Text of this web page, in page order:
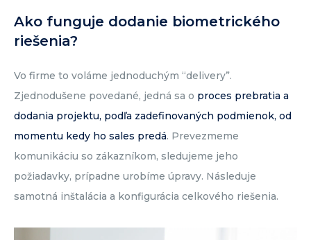
Ako funguje dodanie biometrického
riešenia?
Vo firme to voláme jednoduchým “delivery”.
Zjednodušene povedané, jedná sa o proces prebratia a
dodania projektu, podľa zadefinovaných podmienok, od
momentu kedy ho sales predá. Prevezmeme
komunikáciu so zákazníkom, sledujeme jeho
požiadavky, prípadne urobíme úpravy. Následuje
samotná inštalácia a konfigurácia celkového riešenia.